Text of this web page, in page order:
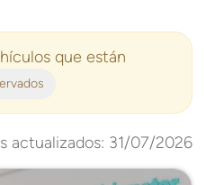
que están
actualizados: 31/07/2026